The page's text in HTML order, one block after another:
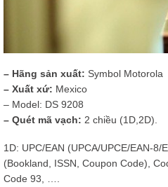
– Hãng sản xuất: Symbol Motorola
– Xuất xứ: Mexico
– Model: DS 9208
– Quét mã vạch: 2 chiều (1D,2D).
1D: UPC/EAN (UPCA/UPCE/EAN-8/
(Bookland, ISSN, Coupon Code),
Code 93, ….